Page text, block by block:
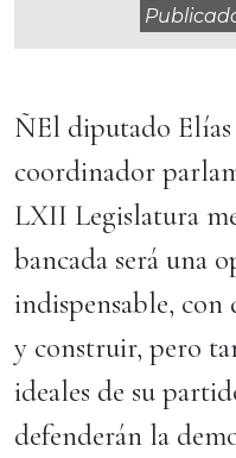
ÑEl diputado Elías
coordinador
LXII Legislatura
bancada será una
indispensable, con
y construir, pero
ideales de su
defenderán la